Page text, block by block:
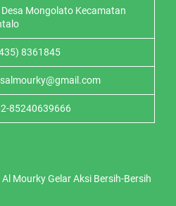
Mongolato Kecamatan
8361845
85240639666
Mourky Gelar Aksi Bersih-Bersih